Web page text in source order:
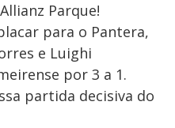
Parque!
para o Pantera,
e Luighi
por 3 a 1.
partida decisiva do